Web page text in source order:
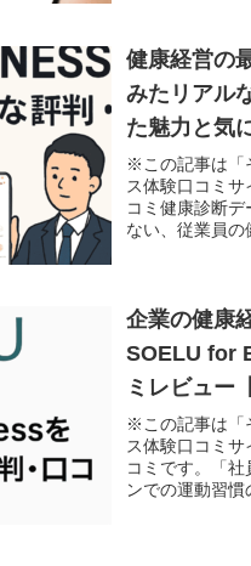
健康経営の
みたリアル
た魅力と気
※この記事は「
ス体験口コミ
コミ健康診断デ
ない、従業員
企業の健康
SOELU for
ミレビュー
※この記事は「
ス体験口コミサ
コミです。「
ンでの運動習